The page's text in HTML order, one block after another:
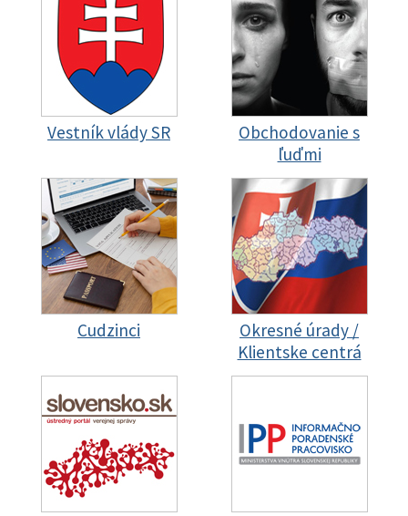
Vestník vlády SR
Obchodovanie s
ľuďmi
Cudzinci
Okresné úrady /
Klientske centrá